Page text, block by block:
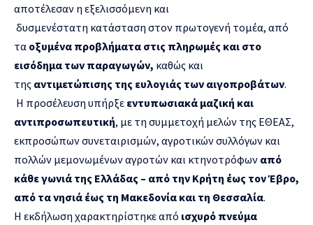
αποτέλεσαν η εξελισσόμενη και
δυσμενέστατη κατάσταση στον πρωτογενή τομέα, από
τα οξυμένα προβλήματα στις πληρωμές και στο
εισόδημα των παραγωγών, καθώς και
της αντιμετώπισης της ευλογιάς των αιγοπροβάτων.
Η προσέλευση υπήρξε εντυπωσιακά μαζική και
αντιπροσωπευτική, με τη συμμετοχή μελών της ΕΘΕΑΣ,
εκπροσώπων συνεταιρισμών, αγροτικών συλλόγων και
πολλών μεμονωμένων αγροτών και κτηνοτρόφων από
κάθε γωνιά της Ελλάδας – από την Κρήτη έως τον Έβρο,
από τα νησιά έως τη Μακεδονία και τη Θεσσαλία.
Η εκδήλωση χαρακτηρίστηκε από ισχυρό πνεύμα